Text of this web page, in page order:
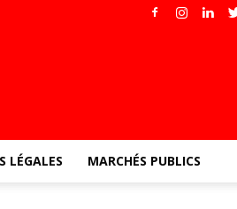
LÉGALES MARCHÉS PUBLICS